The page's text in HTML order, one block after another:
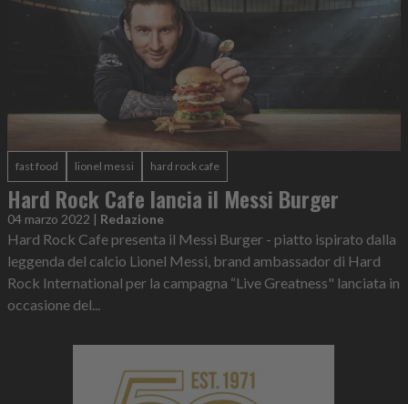
fast food lionel messi hard rock cafe
Hard Rock Cafe lancia il Messi Burger
04 marzo 2022 | Redazione
Hard Rock Cafe presenta il Messi Burger - piatto ispirato dalla
leggenda del calcio Lionel Messi, brand ambassador di Hard
Rock International per la campagna “Live Greatness" lanciata in
occasione del...